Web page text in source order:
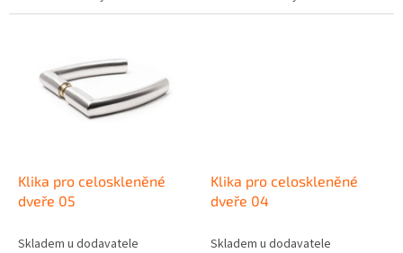
Klika pro celoskleněné
dveře 05
Skladem u dodavatele
Klika pro celoskleněné
dveře 04
Skladem u dodavatele